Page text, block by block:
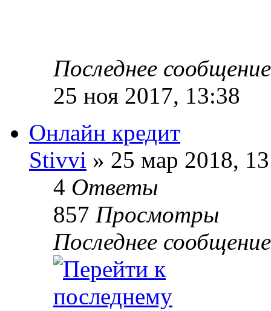
Последнее
25 ноя 2017, 13:38
Онлайн кредит
Stivvi » 25 мар 2018,
4 Ответы
857 Просмотры
Последнее